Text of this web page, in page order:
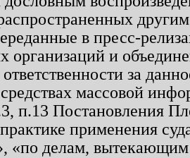
в пресс-
организаций и
за
массовой
п.13 Постановления
применения
«по делам, вытекающим